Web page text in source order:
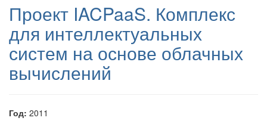
Проект IACPaaS. Комплекс
для интеллектуальных
систем на основе облачных
вычислений
Год: 2011